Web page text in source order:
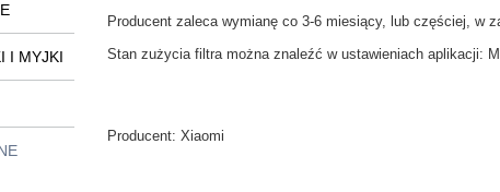
I MYJKI
Producent zaleca wymianę co 3-6 miesiący, lub częściej, w
Stan zużycia filtra można znaleźć w ustawieniach aplikacji:
Producent: Xiaomi